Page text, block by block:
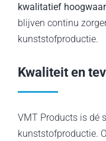
kwalitatief
blijven continu
kunststofproductie.
Kwaliteit en
VMT Products is dé
kunststofproductie.